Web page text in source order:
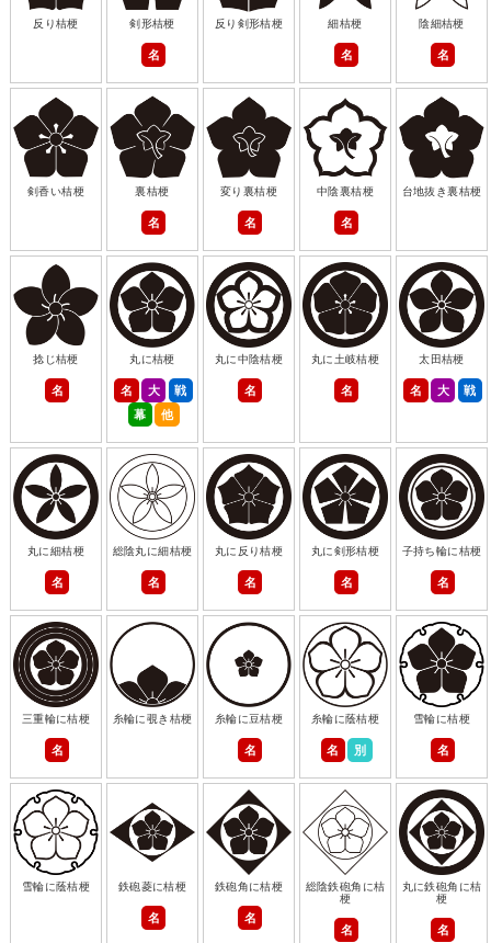
反り桔梗 剣形桔梗
名
反り剣形桔梗 細桔梗
名
陰細桔梗
名
剣香い桔梗 裏桔梗
名
変り裏桔梗
名
中陰裏桔梗
名
台地抜き裏桔梗
捻じ桔梗
名
丸に桔梗
名 大
戦
幕
他
丸に中陰桔梗
名
丸に土岐桔梗
名
太田桔梗
名 大 戦
丸に細桔梗
名
総陰丸に細桔梗
名
丸に反り桔梗
名
丸に剣形桔梗
名
子持ち輪に桔梗
名
三重輪に桔梗
名
糸輪に覗き桔梗 糸輪に豆桔梗
名
糸輪に蔭桔梗
名 別
雪輪に桔梗
名
雪輪に蔭桔梗 鉄砲菱に桔梗
名
鉄砲角に桔梗
名
総陰鉄砲角に桔
梗
名
丸に鉄砲角に桔
梗
名